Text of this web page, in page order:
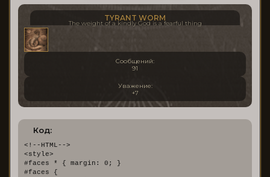
TYRANT WORM
The weight of a kindly God is a fearful thing
Сообщений:
91
Уважение:
+7
Код:
<!--HTML-->
<style>
#faces * { margin: 0; }
#faces {